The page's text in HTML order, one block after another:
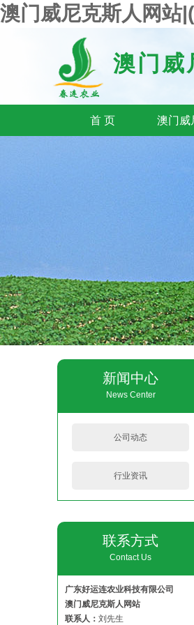
澳门威尼克斯人网站
澳门威
首 页 澳门威
新闻中心
News Center
公司动态
行业资讯
联系方式
Contact Us
广东好运连农业科技有限公司
澳门威尼克斯人网站
联系人： 刘先生